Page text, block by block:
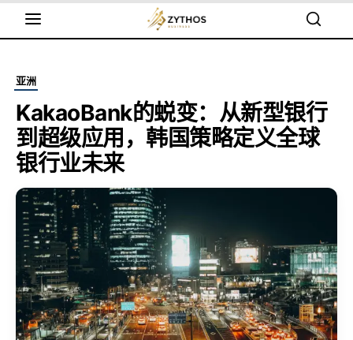
亚洲
KakaoBank的蜕变：从新型银行
到超级应用，韩国策略定义全球
银行业未来